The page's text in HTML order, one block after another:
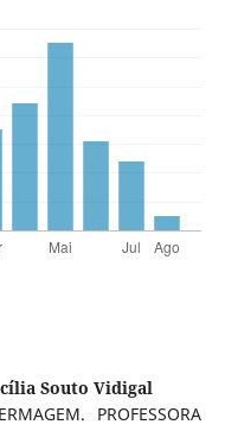
Souto Vidigal
PROFESSORA